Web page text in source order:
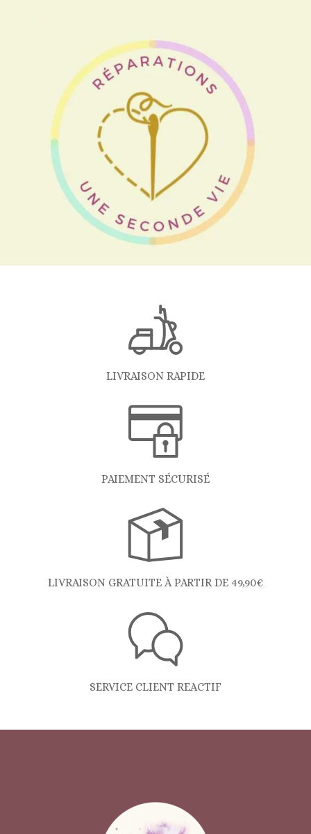
LIVRAISON RAPIDE
PAIEMENT SÉCURISÉ
LIVRAISON GRATUITE À PARTIR DE 49,90€
SERVICE CLIENT REACTIF